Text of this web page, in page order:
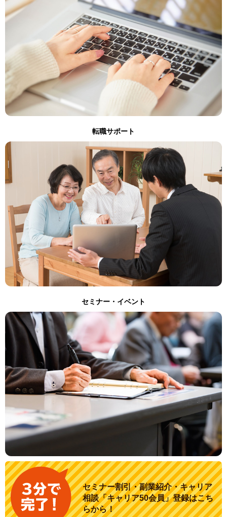
転職サポート
セミナー・イベント
セミナー割引・副業紹介・キャリア
相談「キャリア50会員」登録はこち
らから！